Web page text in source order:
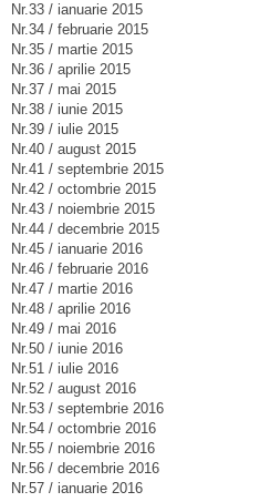
Nr.33 / ianuarie 2015
Nr.34 / februarie 2015
Nr.35 / martie 2015
Nr.36 / aprilie 2015
Nr.37 / mai 2015
Nr.38 / iunie 2015
Nr.39 / iulie 2015
Nr.40 / august 2015
Nr.41 / septembrie 2015
Nr.42 / octombrie 2015
Nr.43 / noiembrie 2015
Nr.44 / decembrie 2015
Nr.45 / ianuarie 2016
Nr.46 / februarie 2016
Nr.47 / martie 2016
Nr.48 / aprilie 2016
Nr.49 / mai 2016
Nr.50 / iunie 2016
Nr.51 / iulie 2016
Nr.52 / august 2016
Nr.53 / septembrie 2016
Nr.54 / octombrie 2016
Nr.55 / noiembrie 2016
Nr.56 / decembrie 2016
Nr.57 / ianuarie 2016